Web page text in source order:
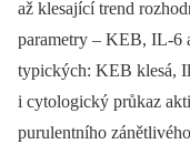
až klesající trend
parametry –⁠ KEB, IL-6
typických: KEB klesá,
i cytologický průkaz
purulentního